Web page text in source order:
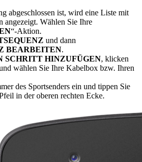
abgeschlossen ist, wird eine Liste mit
angezeigt. Wählen Sie Ihre
“-Aktion.
und dann
BEARBEITEN.
SCHRITT HINZUFÜGEN, klicken
wählen Sie Ihre Kabelbox bzw. Ihren
des Sportsenders ein und tippen Sie
in der oberen rechten Ecke.